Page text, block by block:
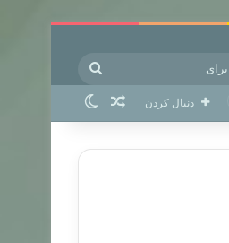
برای دنبال کردن نوشته تصادفی